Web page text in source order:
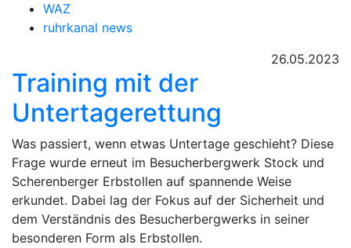
WAZ
ruhrkanal news
26.05.2023
Training mit der
Untertagerettung
Was passiert, wenn etwas Untertage geschieht? Diese
Frage wurde erneut im Besucherbergwerk Stock und
Scherenberger Erbstollen auf spannende Weise
erkundet. Dabei lag der Fokus auf der Sicherheit und
dem Verständnis des Besucherbergwerks in seiner
besonderen Form als Erbstollen.